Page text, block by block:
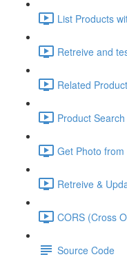
List Products
Retreive and
Related
Product
Get Photo
Retreive &
CORS (Cross
Source Code